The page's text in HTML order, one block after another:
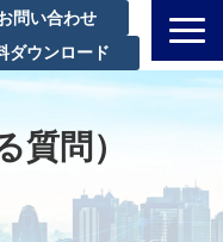
問い合わせ
ダウンロード
質問）